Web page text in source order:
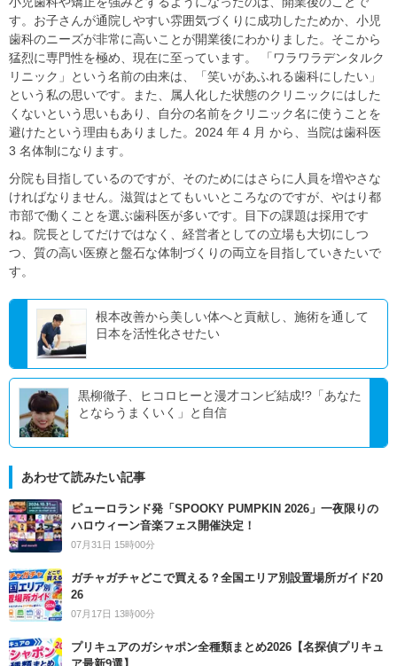
す。お子さんが通院しやすい雰囲気づくりに成功したためか、小児
歯科のニーズが非常に高いことが開業後にわかりました。そこから
猛烈に専門性を極め、現在に至っています。 「ワラワラデンタルク
リニック」という名前の由来は、「笑いがあふれる歯科にしたい」
という私の思いです。また、属人化した状態のクリニックにはした
くないという思いもあり、自分の名前をクリニック名に使うことを
避けたという理由もありました。2024 年 4 月 から、当院は歯科医
3 名体制になります。
分院も目指しているのですが、そのためにはさらに人員を増やさな
ければなりません。滋賀はとてもいいところなのですが、やはり都
市部で働くことを選ぶ歯科医が多いです。目下の課題は採用です
ね。院長としてだけではなく、経営者としての立場も大切にしつ
つ、質の高い医療と盤石な体制づくりの両立を目指していきたいで
す。
根本改善から美しい体へと貢献し、施術を通して
日本を活性化させたい
黒柳徹子、ヒコロヒーと漫才コンビ結成!?「あなた
とならうまくいく」と自信
あわせて読みたい記事
ピューロランド発「SPOOKY PUMPKIN 2026」一夜限りの
ハロウィーン音楽フェス開催決定！
07月31日 15時00分
ガチャガチャどこで買える？全国エリア別設置場所ガイド20
26
07月17日 13時00分
プリキュアのガシャポン全種類まとめ2026【名探偵プリキュ